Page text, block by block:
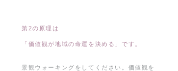
第2の原理は
「価値観が地域の命運を決める」です。
景観ウォーキングをしてください。価値観を